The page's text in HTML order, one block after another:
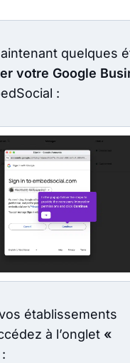
quelques
votre Google
:
établissements
à l’onglet «
: